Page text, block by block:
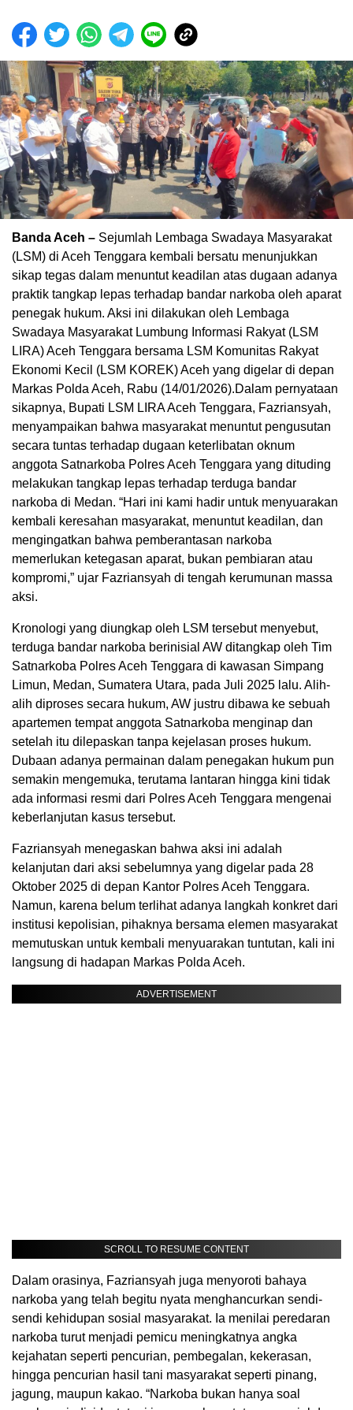
Banda Aceh – Sejumlah Lembaga Swadaya Masyarakat
(LSM) di Aceh Tenggara kembali bersatu menunjukkan
sikap tegas dalam menuntut keadilan atas dugaan adanya
praktik tangkap lepas terhadap bandar narkoba oleh aparat
penegak hukum. Aksi ini dilakukan oleh Lembaga
Swadaya Masyarakat Lumbung Informasi Rakyat (LSM
LIRA) Aceh Tenggara bersama LSM Komunitas Rakyat
Ekonomi Kecil (LSM KOREK) Aceh yang digelar di depan
Markas Polda Aceh, Rabu (14/01/2026).Dalam pernyataan
sikapnya, Bupati LSM LIRA Aceh Tenggara, Fazriansyah,
menyampaikan bahwa masyarakat menuntut pengusutan
secara tuntas terhadap dugaan keterlibatan oknum
anggota Satnarkoba Polres Aceh Tenggara yang dituding
melakukan tangkap lepas terhadap terduga bandar
narkoba di Medan. “Hari ini kami hadir untuk menyuarakan
kembali keresahan masyarakat, menuntut keadilan, dan
mengingatkan bahwa pemberantasan narkoba
memerlukan ketegasan aparat, bukan pembiaran atau
kompromi,” ujar Fazriansyah di tengah kerumunan massa
aksi.
Kronologi yang diungkap oleh LSM tersebut menyebut,
terduga bandar narkoba berinisial AW ditangkap oleh Tim
Satnarkoba Polres Aceh Tenggara di kawasan Simpang
Limun, Medan, Sumatera Utara, pada Juli 2025 lalu. Alih-
alih diproses secara hukum, AW justru dibawa ke sebuah
apartemen tempat anggota Satnarkoba menginap dan
setelah itu dilepaskan tanpa kejelasan proses hukum.
Dubaan adanya permainan dalam penegakan hukum pun
semakin mengemuka, terutama lantaran hingga kini tidak
ada informasi resmi dari Polres Aceh Tenggara mengenai
keberlanjutan kasus tersebut.
Fazriansyah menegaskan bahwa aksi ini adalah
kelanjutan dari aksi sebelumnya yang digelar pada 28
Oktober 2025 di depan Kantor Polres Aceh Tenggara.
Namun, karena belum terlihat adanya langkah konkret dari
institusi kepolisian, pihaknya bersama elemen masyarakat
memutuskan untuk kembali menyuarakan tuntutan, kali ini
langsung di hadapan Markas Polda Aceh.
ADVERTISEMENT
SCROLL TO RESUME CONTENT
Dalam orasinya, Fazriansyah juga menyoroti bahaya
narkoba yang telah begitu nyata menghancurkan sendi-
sendi kehidupan sosial masyarakat. Ia menilai peredaran
narkoba turut menjadi pemicu meningkatnya angka
kejahatan seperti pencurian, pembegalan, kekerasan,
hingga pencurian hasil tani masyarakat seperti pinang,
jagung, maupun kakao. “Narkoba bukan hanya soal